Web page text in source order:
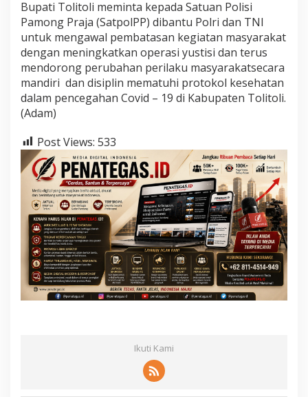
Bupati Tolitoli meminta kepada Satuan Polisi
Pamong Praja (SatpolPP) dibantu Polri dan TNI
untuk mengawal pembatasan kegiatan masyarakat
dengan meningkatkan operasi yustisi dan terus
mendorong perubahan perilaku masyarakatsecara
mandiri dan disiplin mematuhi protokol kesehatan
dalam pencegahan Covid – 19 di Kabupaten Tolitoli.
(Adam)
Post Views: 533
Ikuti Kami